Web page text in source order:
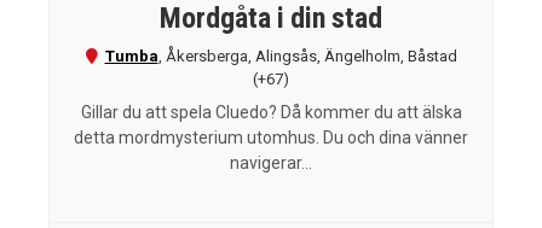
Mordgåta i din stad
Tumba, Åkersberga, Alingsås, Ängelholm, Båstad
(+67)
Gillar du att spela Cluedo? Då kommer du att älska
detta mordmysterium utomhus. Du och dina vänner
navigerar...